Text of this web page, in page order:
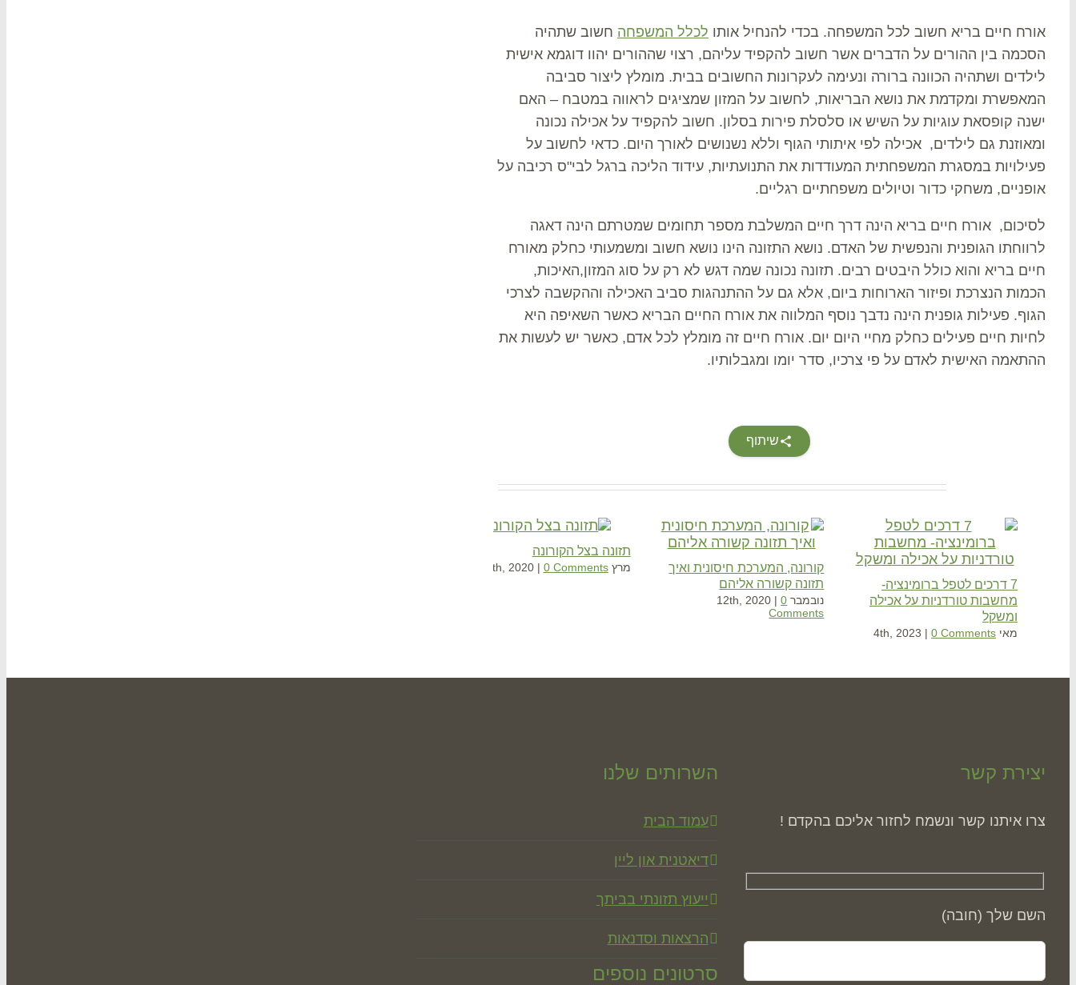
אורח חיים בריא חשוב לכל המשפחה. בכדי להנחיל אותו לכלל המשפחה חשוב שתהיה
הסכמה בין ההורים על הדברים אשר חשוב להקפיד עליהם, רצוי שההורים יהוו דוגמא אישית
לילדים ושתהיה הכוונה ברורה ונעימה לעקרונות החשובים בבית. מומלץ ליצור סביבה
המאפשרת ומקדמת את נושא הבריאות, לחשוב על המזון שמציגים לראווה במטבח – האם
ישנה קופסאת עוגיות על השיש או סלסלת פירות בסלון. חשוב להקפיד על אכילה נכונה
ומאוזנת גם לילדים, אכילה לפי איתותי הגוף וללא נשנושים לאורך היום. כדאי לחשוב על
פעילויות במסגרת המשפחתית המעודדות את התנועתיות, עידוד הליכה ברגל לבי"ס רכיבה על
אופניים, משחקי כדור וטיולים משפחתיים רגליים.
לסיכום, אורח חיים בריא הינה דרך חיים המשלבת מספר תחומים שמטרתם הינה דאגה
לרווחתו הגופנית והנפשית של האדם. נושא התזונה הינו נושא חשוב ומשמעותי כחלק מאורח
חיים בריא והוא כולל היבטים רבים. תזונה נכונה שמה דגש לא רק על סוג המזון,האיכות,
הכמות הנצרכת ופיזור הארוחות ביום, אלא גם על ההתנהגות סביב האכילה וההקשבה לצרכי
הגוף. פעילות גופנית הינה נדבך נוסף המלווה את אורח החיים הבריא כאשר השאיפה היא
לחיות חיים פעילים כחלק מחיי היום יום. אורח חיים זה מומלץ לכל אדם, כאשר יש לעשות את
ההתאמה האישית לאדם על פי צרכיו, סדר יומו ומגבלותיו.
שיתוף
7 דרכים לטפל ברומינציה-
מחשבות טורדניות על אכילה
ומשקל
מאי 4th, 2023 | 0 Comments
קורונה, המערכת חיסונית ואיך
תזונה קשורה אליהם
נובמבר 12th, 2020 | 0
Comments
תזונה בצל הקורונה
מרץ 18th, 2020 | 0 Comments
יצירת קשר
צרו איתנו קשר ונשמח לחזור אליכם בהקדם !
השם שלך (חובה)
השרותים שלנו
עמוד הבית
דיאטנית און ליין
ייעוץ תזונתי בביתך
הרצאות וסדנאות
סרטונים נוספים